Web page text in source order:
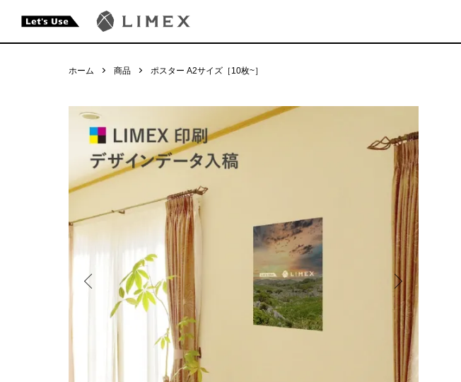
ホーム 商品 ポスター A2サイズ［10枚~］